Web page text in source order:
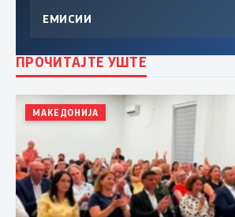
ЕМИСИИ
ПРОЧИТАЈТЕ УШТЕ
МАКЕДОНИЈА